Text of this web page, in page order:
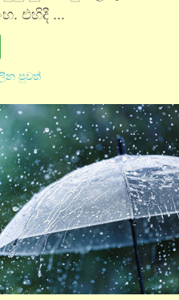
එහිදී …
පුවත්